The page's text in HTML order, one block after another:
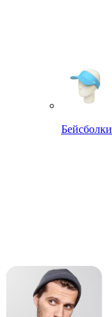
Бейсболки